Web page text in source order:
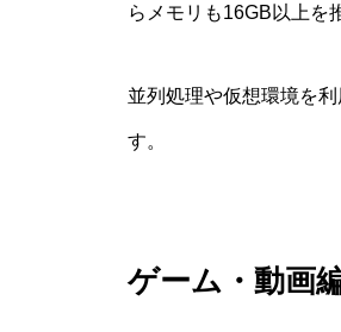
らメモリも16GB以上を
並列処理や仮想環境を
す。
ゲーム・動画